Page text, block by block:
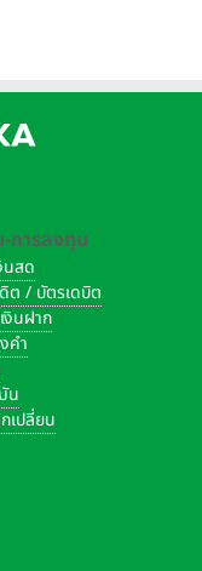
-การลงทุน
นสด
ต / บัตรเดบิต
งินฝาก
คำ
น
เปลี่ยน